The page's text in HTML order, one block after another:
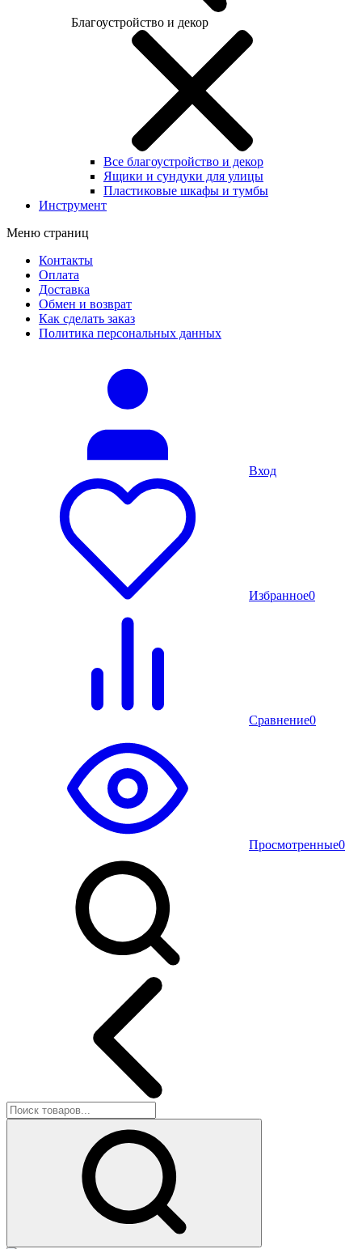
Благоустройство и декор
Все благоустройство и декор
Ящики и сундуки для улицы
Пластиковые шкафы и тумбы
Инструмент
Меню страниц
Контакты
Оплата
Доставка
Обмен и возврат
Как сделать заказ
Политика персональных данных
Вход
Избранное0
Сравнение0
Просмотренные0